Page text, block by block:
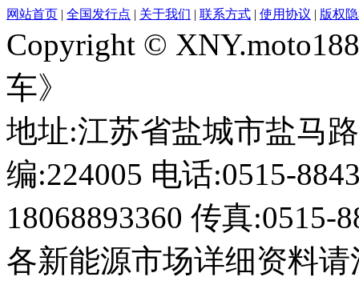
网站首页 | 全国发行点 | 关于我们 | 联系方式 | 使用协议 | 版权
Copyright ©
车》
地址:江苏省盐城市盐马
编:224005 电话:0515-
18068893360 传真:0515-
各新能源市场详细资料